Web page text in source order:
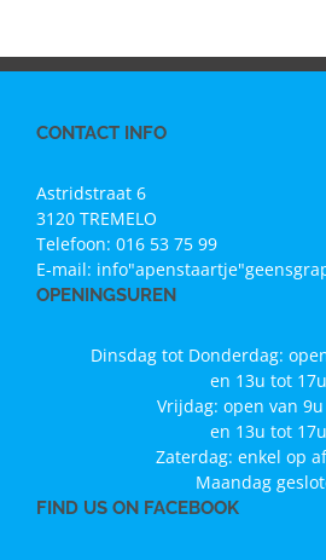
CONTACT INFO
Astridstraat 6
3120 TREMELO
Telefoon: 016 53 75 99
E-mail:
OPENINGSUREN
Dinsdag tot Donderdag:
en 13u tot
Vrijdag: open van
en 13u tot
Zaterdag: enkel op
Maandag
FIND US ON FACEBOOK